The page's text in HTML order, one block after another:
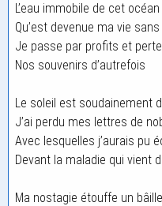
L’eau immobile de cet
Qu’est devenue ma vie
Je passe par profits et
Nos souvenirs d’autrefois
Le soleil est soudainement
J’ai perdu mes lettres de
Avec lesquelles j’aurais pu
Devant la maladie qui vient
Ma nostagie étouffe un